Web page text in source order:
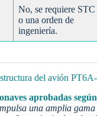
No, se requiere STC
o una orden de
ingeniería.
del avión
aprobadas
una amplia gama